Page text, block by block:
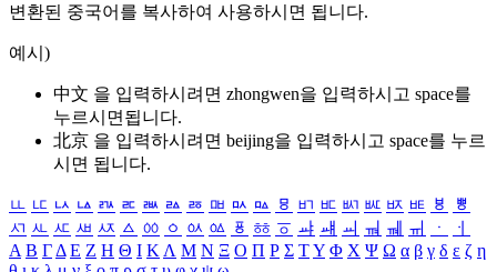
변환된 중국어를 복사하여 사용하시면 됩니다.
예시)
中文 을 입력하시려면 zhongwen을 입력하시고 space를
누르시면됩니다.
北京 을 입력하시려면 beijing을 입력하시고 space를 누르
시면 됩니다.
ㅥ ㅦ ㅧ ㅨ ㅩ ㅪ ㅫ ㅬ ㅭ ㅮ ㅯ ㅰ ㅱ ㅲ ㅳ ㅴ ㅵ ㅶ ㅷ ㅸ
ㅹ
ㅺ ㅻ ㅼ ㅽ ㅾ ㅿ ㆀ ㆁ ㆂ ㆃ ㆄ ㆅ ㆆ ㆇ ㆈ ㆉ ㆊ ㆋ ㆌ ㆍ
ㆎ
Α Β ΓΔ Ε Ζ Η Θ Ι ΚΛ Μ Ν Ξ Ο Π Ρ Σ ΤΥ Φ Χ Ψ Ω α β γ δ ε ζ η